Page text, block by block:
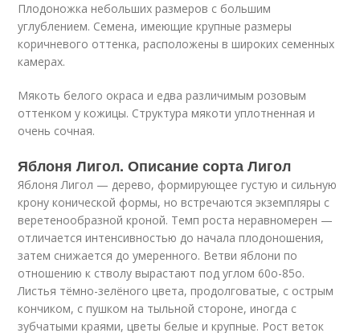
Плодоножка небольших размеров с большим
углублением. Семена, имеющие крупные размеры
коричневого оттенка, расположены в широких семенных
камерах.
Мякоть белого окраса и едва различимым розовым
оттенком у кожицы. Структура мякоти уплотненная и
очень сочная.
Яблоня Лигол. Описание сорта Лигол
Яблоня Лигол — дерево, формирующее густую и сильную
крону конической формы, но встречаются экземпляры с
веретенообразной кроной. Темп роста неравномерен —
отличается интенсивностью до начала плодоношения,
затем снижается до умеренного. Ветви яблони по
отношению к стволу вырастают под углом 60о-85о.
Листья тёмно-зелёного цвета, продолговатые, с острым
кончиком, с пушком на тыльной стороне, иногда с
зубчатыми краями, цветы белые и крупные. Рост веток